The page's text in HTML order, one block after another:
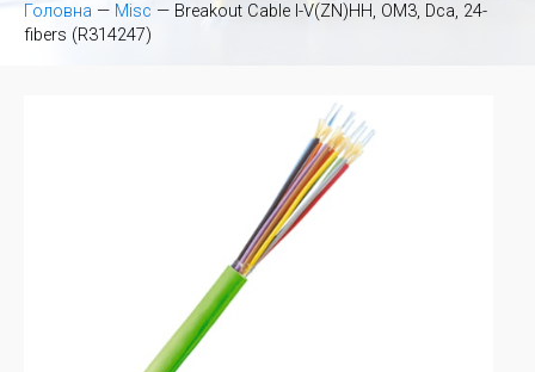
Головна — Misc — Breakout Cable I-V(ZN)HH, OM3, Dca, 24-
fibers (R314247)